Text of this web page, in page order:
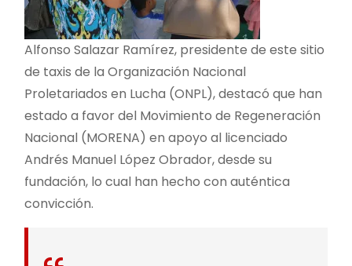
Alfonso Salazar Ramírez, presidente de este sitio
de taxis de la Organización Nacional
Proletariados en Lucha (ONPL), destacó que han
estado a favor del Movimiento de Regeneración
Nacional (MORENA) en apoyo al licenciado
Andrés Manuel López Obrador, desde su
fundación, lo cual han hecho con auténtica
convicción.